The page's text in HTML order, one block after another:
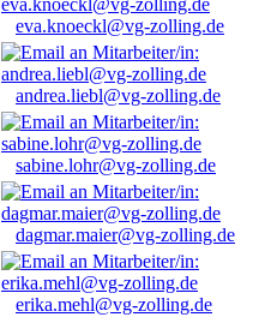
eva.knoeckl@vg-zolling.de
andrea.liebl@vg-zolling.de
sabine.lohr@vg-zolling.de
dagmar.maier@vg-zolling.de
erika.mehl@vg-zolling.de